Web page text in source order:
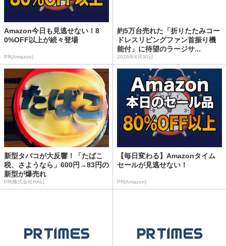
Amazon今日も見逃せない！8
0%OFF以上が続々登場
PR(Amazon)
約5万台売れた「折りたたみコー
ドレスリビングファン首振り機
能付」に待望のラージサ...
2026年4月30日
新型タバコが大反響！「たばこ
税、さようなら」600円→83円の
新型が爆売れ
PR(株式会社HAL)
【毎日変わる】Amazonタイム
セールが見逃せない！
PR(Amazon)